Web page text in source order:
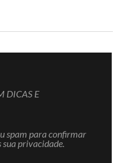
DICAS E
spam para confirmar
sua privacidade.